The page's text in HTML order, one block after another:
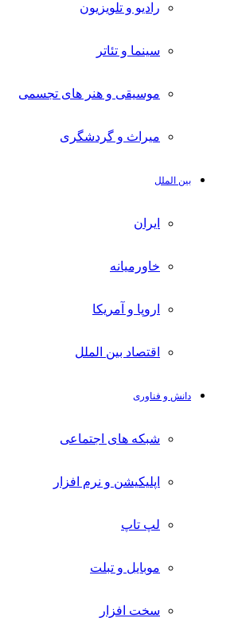
رادیو و تلویزیون
سینما و تئاتر
موسیقی و هنر های تجسمی
میراث و گردشگری
بین الملل
ایران
خاورمیانه
اروپا و آمریکا
اقتصاد بین الملل
دانش و فناوری
شبکه های اجتماعی
اپلیکیشن و نرم افزار
لپ تاپ
موبایل و تبلت
سخت افزار